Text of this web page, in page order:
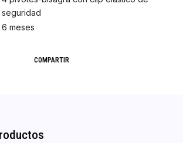
seguridad
6 meses
COMPARTIR